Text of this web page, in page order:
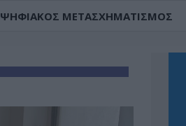
ΨΗΦΙΑΚΟΣ ΜΕΤΑΣΧΗΜΑΤΙΣΜΟΣ